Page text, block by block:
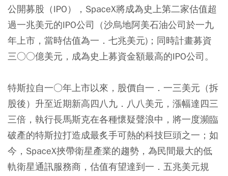
公開募股（IPO），SpaceX將成為史上第二家估值超
過一兆美元的IPO公司（沙烏地阿美石油公司於一九
年上市，當時估值為一．七兆美元)；同時計畫募資
三○○億美元，成為史上募資金額最高的IPO公司。
特斯拉自一○年上市以來，股價自一．一三美元（拆
股後）升至近期新高四八九．八八美元，漲幅達四三
三倍，執行長馬斯克在各種懷疑聲浪中，將一度瀕臨
破產的特斯拉打造成最炙手可熱的科技巨頭之一；如
今，SpaceX挾帶衛星產業的趨勢，為民間最大的低
軌衛星通訊服務商，估值有望達到一．五兆美元規